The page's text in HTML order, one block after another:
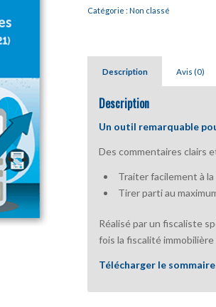
Catégorie :Non classé
Description Avis (0)
Description
Un outil remarquable
Des commentaires clairs
Traiter facilement à
Tirer parti au
Réalisé par un fiscaliste
fois la fiscalité
Télécharger le sommaire